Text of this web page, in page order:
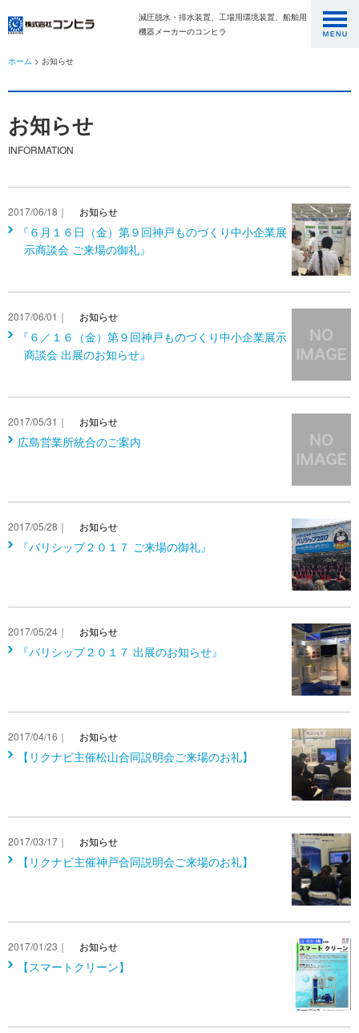
減圧脱水・排水装置、工場用環境装置、船舶用
機器メーカーのコンヒラ
ホーム > お知らせ
お知らせ
INFORMATION
2017/06/18｜ お知らせ
『６月１６日（金）第９回神戸ものづくり中小企業展
示商談会 ご来場の御礼』
2017/06/01｜ お知らせ
『６／１６（金）第９回神戸ものづくり中小企業展示
商談会 出展のお知らせ』
2017/05/31｜ お知らせ
広島営業所統合のご案内
2017/05/28｜ お知らせ
『バリシップ２０１７ ご来場の御礼』
2017/05/24｜ お知らせ
『バリシップ２０１７ 出展のお知らせ』
2017/04/16｜ お知らせ
【リクナビ主催松山合同説明会ご来場のお礼】
2017/03/17｜ お知らせ
【リクナビ主催神戸合同説明会ご来場のお礼】
2017/01/23｜ お知らせ
【スマートクリーン】